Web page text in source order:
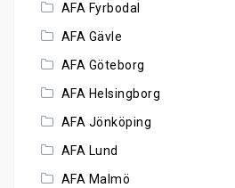
AFA Fyrbodal
AFA Gävle
AFA Göteborg
AFA Helsingborg
AFA Jönköping
AFA Lund
AFA Malmö